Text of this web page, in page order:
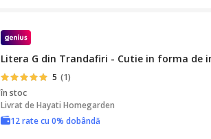
Litera G din Trandafiri - Cutie in forma de
5 (1)
în stoc
Livrat deHayati Homegarden
12 rate cu 0% dobândă